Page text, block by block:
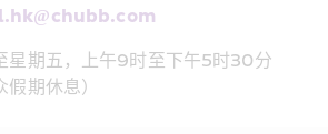
星期五，上午9时至下午5时30分
假期休息）